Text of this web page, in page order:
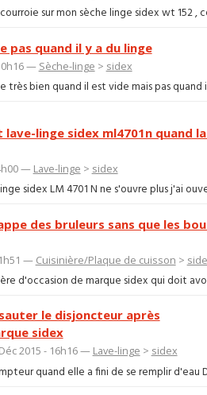
sur mon sèche linge sidex wt 152 ,
pas quand il y a du linge
— Sèche-linge > sidex
bien quand il est vide mais pas quand
linge sidex ml4701n quand
— Lave-linge > sidex
sidex LM 4701 N ne s'ouvre plus j'ai
des bruleurs sans que les
— Cuisinière/Plaque de cuisson >
d'occasion de marque sidex qui doit
le disjoncteur après
sidex
2015 - 16h16 — Lave-linge > sidex
quand elle a fini de se remplir d'eau